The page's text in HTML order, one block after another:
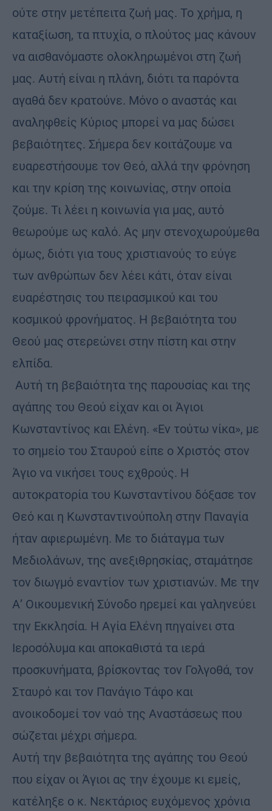
ούτε στην μετέπειτα ζωή μας. Το χρήμα, η
καταξίωση, τα πτυχία, ο πλούτος μας κάνουν
να αισθανόμαστε ολοκληρωμένοι στη ζωή
μας. Αυτή είναι η πλάνη, διότι τα παρόντα
αγαθά δεν κρατούνε. Μόνο ο αναστάς και
αναληφθείς Κύριος μπορεί να μας δώσει
βεβαιότητες. Σήμερα δεν κοιτάζουμε να
ευαρεστήσουμε τον Θεό, αλλά την φρόνηση
και την κρίση της κοινωνίας, στην οποία
ζούμε. Τι λέει η κοινωνία για μας, αυτό
θεωρούμε ως καλό. Ας μην στενοχωρούμεθα
όμως, διότι για τους χριστιανούς το εύγε
των ανθρώπων δεν λέει κάτι, όταν είναι
ευαρέστησις του πειρασμικού και του
κοσμικού φρονήματος. Η βεβαιότητα του
Θεού μας στερεώνει στην πίστη και στην
ελπίδα.
Αυτή τη βεβαιότητα της παρουσίας και της
αγάπης του Θεού είχαν και οι Άγιοι
Κωνσταντίνος και Ελένη. «Εν τούτω νίκα», με
το σημείο του Σταυρού είπε ο Χριστός στον
Άγιο να νικήσει τους εχθρούς. Η
αυτοκρατορία του Κωνσταντίνου δόξασε τον
Θεό και η Κωνσταντινούπολη στην Παναγία
ήταν αφιερωμένη. Με το διάταγμα των
Μεδιολάνων, της ανεξιθρησκίας, σταμάτησε
τον διωγμό εναντίον των χριστιανών. Με την
Α’ Οικουμενική Σύνοδο ηρεμεί και γαληνεύει
την Εκκλησία. Η Αγία Ελένη πηγαίνει στα
Ιεροσόλυμα και αποκαθιστά τα ιερά
προσκυνήματα, βρίσκοντας τον Γολγοθά, τον
Σταυρό και τον Πανάγιο Τάφο και
ανοικοδομεί τον ναό της Αναστάσεως που
σώζεται μέχρι σήμερα.
Αυτή την βεβαιότητα της αγάπης του Θεού
που είχαν οι Άγιοι ας την έχουμε κι εμείς,
κατέληξε ο κ. Νεκτάριος ευχόμενος χρόνια